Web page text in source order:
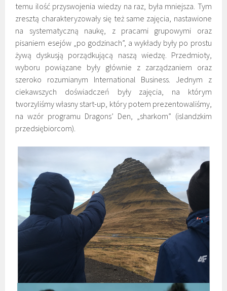
temu ilość przyswojenia wiedzy na raz, była mniejsza. Tym
zresztą charakteryzowały się też same zajęcia, nastawione
na systematyczną naukę, z pracami grupowymi oraz
pisaniem esejów „po godzinach”, a wykłady były po prostu
żywą dyskusją porządkującą naszą wiedzę. Przedmioty,
wyboru powiązane były głównie z zarządzaniem oraz
szeroko rozumianym International Business. Jednym z
ciekawszych doświadczeń były zajęcia, na którym
tworzyliśmy własny start-up, który potem prezentowaliśmy,
na wzór programu Dragons’ Den, „sharkom” (islandzkim
przedsiębiorcom).